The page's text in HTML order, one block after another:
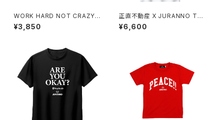
WORK HARD NOT CRAZY K
IDS TEE
¥3,850
正直不動産 X JURANNO TEE
White
¥6,600